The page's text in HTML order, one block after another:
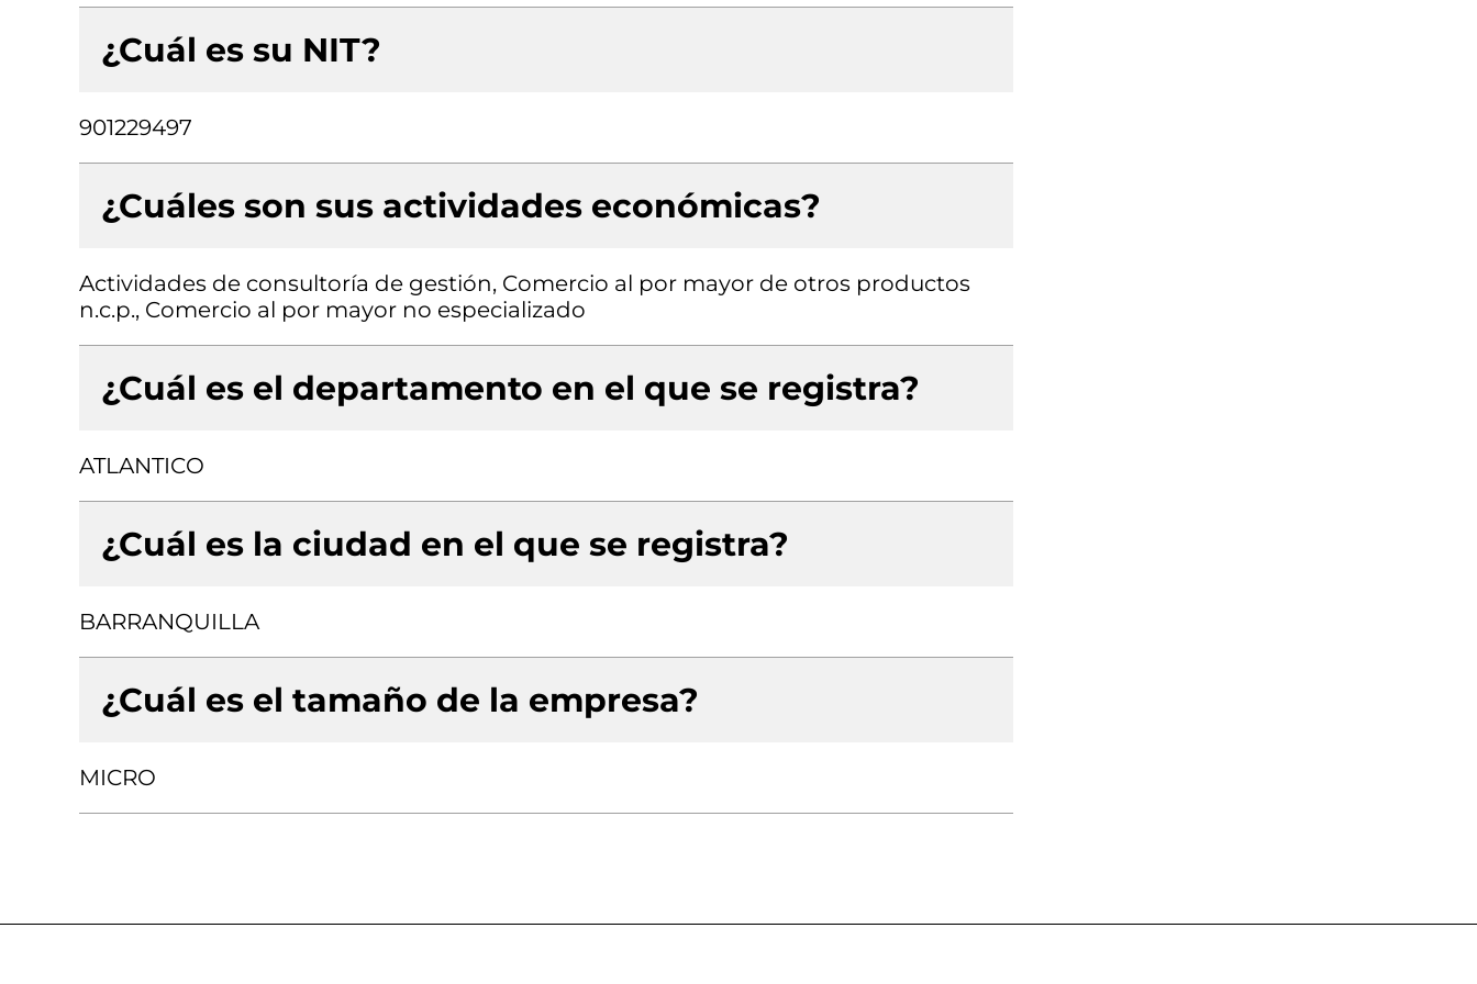
¿Cuál es su NIT?
901229497
¿Cuáles son sus actividades económicas?
Actividades de consultoría de gestión, Comercio al por mayor de otros productos
n.c.p., Comercio al por mayor no especializado
¿Cuál es el departamento en el que se registra?
ATLANTICO
¿Cuál es la ciudad en el que se registra?
BARRANQUILLA
¿Cuál es el tamaño de la empresa?
MICRO